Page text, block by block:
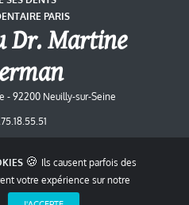
🍪 Ils causent parfois des
votre expérience sur notre
PARIS
Dr. Martine
- 92200 Neuilly-sur-Seine
Nous